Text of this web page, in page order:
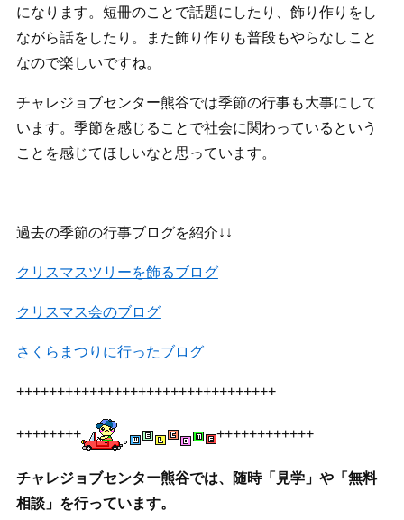
になります。短冊のことで話題にしたり、飾り作りをし
ながら話をしたり。また飾り作りも普段もやらなしこと
なので楽しいですね。
チャレジョブセンター熊谷では季節の行事も大事にして
います。季節を感じることで社会に関わっているという
ことを感じてほしいなと思っています。
過去の季節の行事ブログを紹介↓↓
クリスマスツリーを飾るブログ
クリスマス会のブログ
さくらまつりに行ったブログ
++++++++++++++++++++++++++++++++
++++++++ ++++++++++++
チャレジョブセンター熊谷では、随時「見学」や「無料
相談」を行っています。